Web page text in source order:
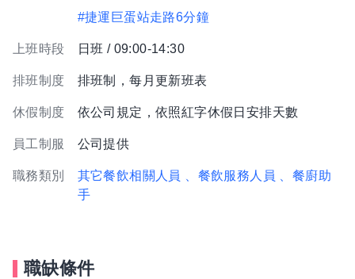
#捷運巨蛋站走路6分鐘
上班時段 日班 / 09:00-14:30
排班制度 排班制，每月更新班表
休假制度 依公司規定，依照紅字休假日安排天數
員工制服 公司提供
職務類別 其它餐飲相關人員 、餐飲服務人員
、餐廚助
手
職缺條件